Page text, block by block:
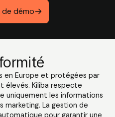
de démo
en Europe et protégées par
élevés. Kiliba respecte
uniquement les informations
marketing. La gestion de
pour garantir une